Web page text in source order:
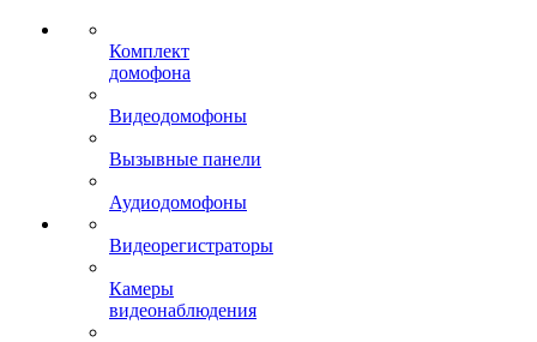
Комплект
домофона
Видеодомофоны
Вызывные панели
Аудиодомофоны
Видеорегистраторы
Камеры
видеонаблюдения